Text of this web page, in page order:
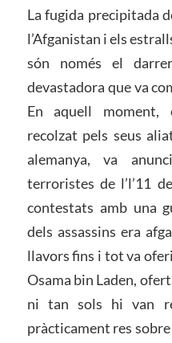
La fugida precipitada
l’Afganistan i els
són només el
devastadora que va
En aquell moment,
recolzat pels seus
alemanya, va
terroristes de l’l’11
contestats amb una
dels assassins era
llavors fins i tot va
Osama bin Laden,
ni tan sols hi van
pràcticament res sobre